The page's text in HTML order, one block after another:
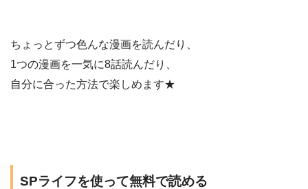
ちょっとずつ色んな漫画を読んだり、
1つの漫画を一気に8話読んだり、
自分に合った方法で楽しめます★
SPライフを使って無料で読める